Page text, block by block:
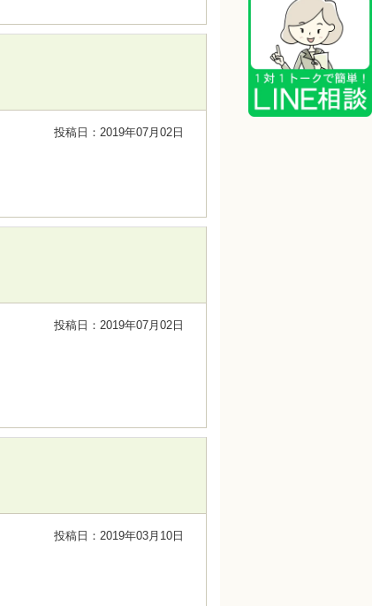
投稿日：2019年07月02日
投稿日：2019年07月02日
投稿日：2019年03月10日